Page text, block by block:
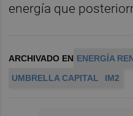
energía que
ARCHIVADO EN ENERGÍA
UMBRELLA CAPITAL
IM2